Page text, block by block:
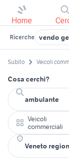
Home
Ricerche vendo
Subito Veicoli
Cosa cerchi?
Veicoli
commerciali